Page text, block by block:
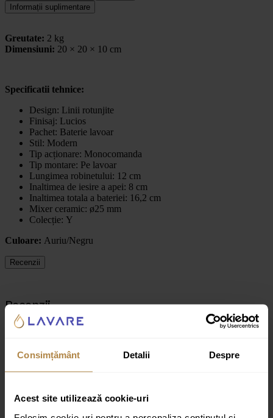
Consimțământ Detalii Despre
Acest site utilizează cookie-uri
Informații suplimentare
Greutate: 2 kg
Dimensiuni: 20 × 20 × 10 cm
Specificatii tehnice:
Design: Linii rotunjite
Finisaj: Lucios
Pachet: Baterie lavoar
Stil: Modern
Tip acționare: Monocomanda
Tip montare: Pe lavoar
Lungimea robinetului: 12 cm
Inaltimea de iesire a apei: 8 cm
Inaltimea totala a bateriei: 16,2 cm
Mixer ceramic: ø25 mm
Colecție: Y
Culoare: Auriu/Negru
Recenzii
Recenzii
Nu există recenzii până acum.
negru/auriu”